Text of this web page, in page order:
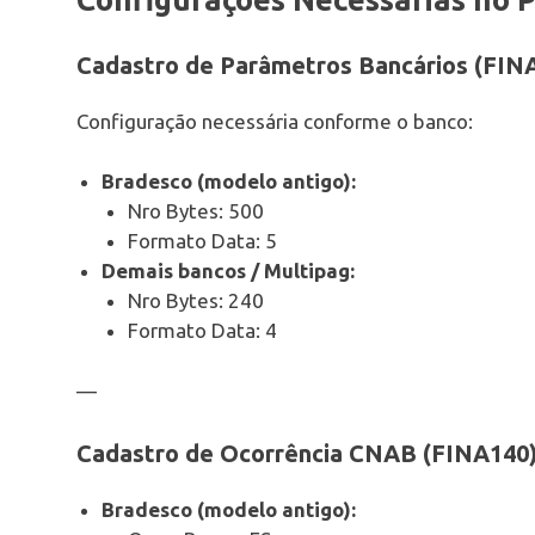
Cadastro de Parâmetros Bancários
Configuração necessária conforme o banco:
Bradesco (modelo antigo):
Nro Bytes: 500
Formato Data: 5
Demais bancos / Multipag:
Nro Bytes: 240
Formato Data: 4
—
Cadastro de Ocorrência CNAB (FINA140)
Bradesco (modelo antigo):